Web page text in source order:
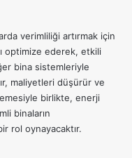
verimliliği artırmak için
optimize ederek, etkili
bina sistemleriyle
maliyetleri düşürür ve
birlikte, enerji
binaların
rol oynayacaktır.